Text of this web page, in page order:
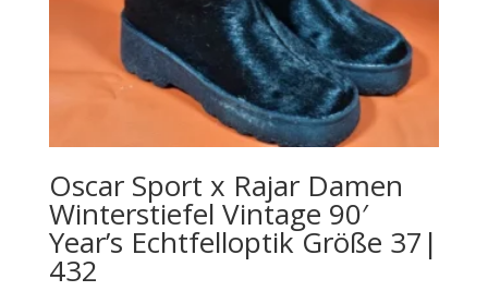
Oscar Sport x Rajar Damen
Winterstiefel Vintage 90′
Year’s Echtfelloptik Größe 37|
432